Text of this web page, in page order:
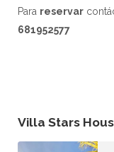
Para reservar
681952577
Villa Stars